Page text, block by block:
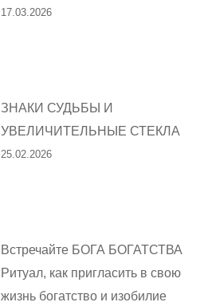
17.03.2026
ЗНАКИ СУДЬБЫ И
УВЕЛИЧИТЕЛЬНЫЕ СТЕКЛА
25.02.2026
Встречайте БОГА БОГАТСТВА
Ритуал, как пригласить в свою
жизнь богатство и изобилие